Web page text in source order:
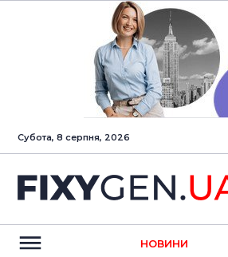
Субота, 8 серпня, 2026
НОВИНИ